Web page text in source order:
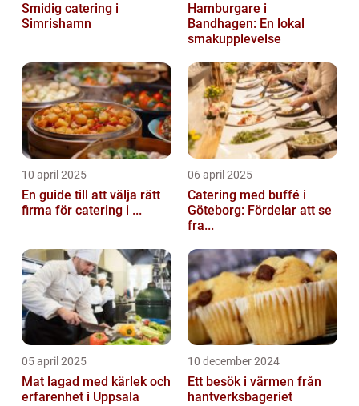
Smidig catering i
Simrishamn
Hamburgare i
Bandhagen: En lokal
smakupplevelse
10 april 2025
En guide till att välja rätt
firma för catering i ...
06 april 2025
Catering med buffé i
Göteborg: Fördelar att se
fra...
05 april 2025
Mat lagad med kärlek och
erfarenhet i Uppsala
10 december 2024
Ett besök i värmen från
hantverksbageriet